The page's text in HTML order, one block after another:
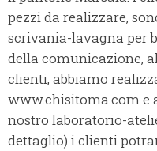
pezzi da realizzare,
scrivania-lavagna per
della comunicazione,
clienti, abbiamo
www.chisitoma.com e
nostro laboratorio-
dettaglio) i clienti